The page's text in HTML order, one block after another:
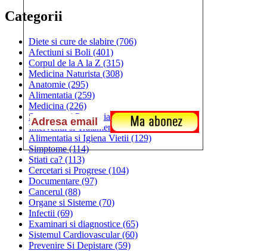
Categorii
Diete si cure de slabire (706)
Afectiuni si Boli (401)
Corpul de la A la Z (315)
Medicina Naturista (308)
Anatomie (295)
Alimentatia (259)
Medicina (226)
Sanatatea si Preventia(170)
Interventii si Tratamente(167)
Alimentatia si Igiena Vietii (129)
Simptome(114)
Stiati ca? (113)
Cercetari si Progrese (104)
Documentare (97)
Cancerul (88)
Organe si Sisteme (70)
Infectii (69)
Examinari si diagnostice (65)
Sistemul Cardiovascular(60)
Prevenire Si Depistare (59)